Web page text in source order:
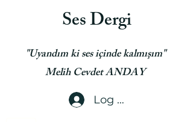
Ses Dergi
"Uyandım ki ses içinde kalmışım"
Melih Cevdet ANDAY
Log In